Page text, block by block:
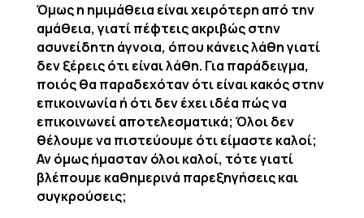
Όμως η ημιμάθεια είναι χειρότερη από την
αμάθεια, γιατί πέφτεις ακριβώς στην
ασυνείδητη άγνοια, όπου κάνεις λάθη γιατί
δεν ξέρεις ότι είναι λάθη. Για παράδειγμα,
ποιός θα παραδεχόταν ότι είναι κακός στην
επικοινωνία ή ότι δεν έχει ιδέα πώς να
επικοινωνεί αποτελεσματικά; Όλοι δεν
θέλουμε να πιστεύουμε ότι είμαστε καλοί;
Αν όμως ήμασταν όλοι καλοί, τότε γιατί
βλέπουμε καθημερινά παρεξηγήσεις και
συγκρούσεις;